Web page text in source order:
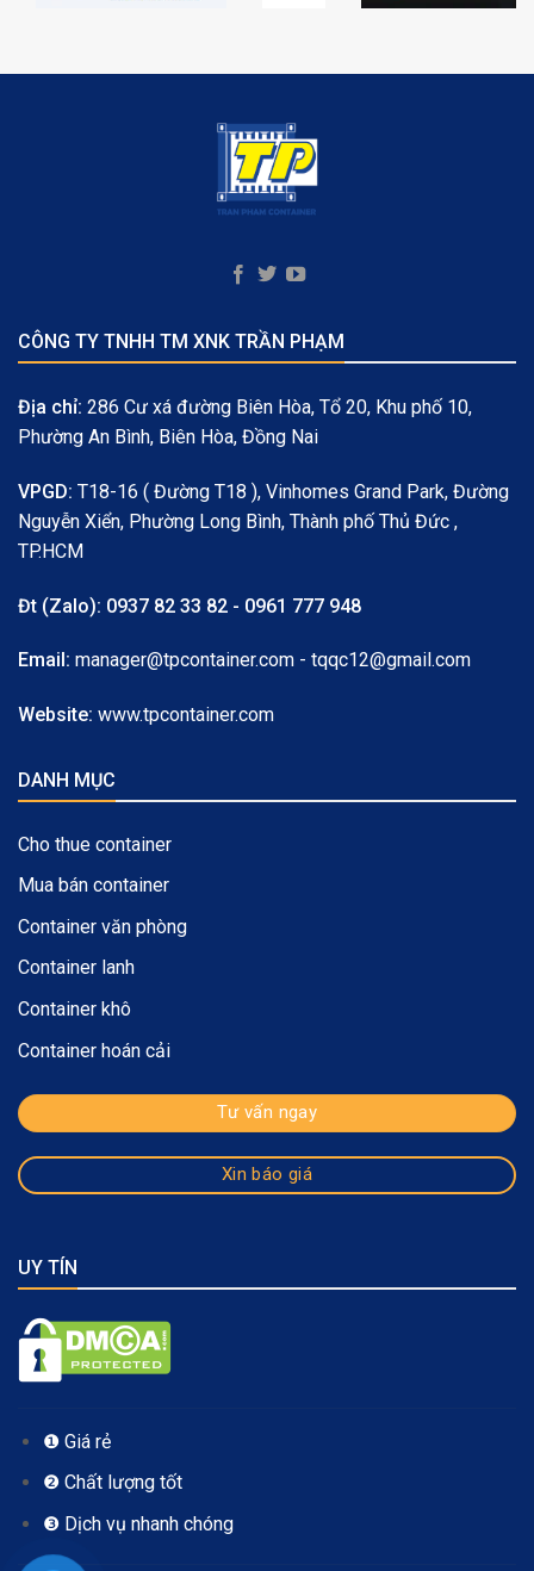
CÔNG TY TNHH TM XNK TRẦN PHẠM
Địa chỉ: 286 Cư xá đường Biên Hòa, Tổ 20, Khu phố 10,
Phường An Bình, Biên Hòa, Đồng Nai
VPGD: T18-16 ( Đường T18 ), Vinhomes Grand Park, Đường
Nguyễn Xiển, Phường Long Bình, Thành phố Thủ Đức ,
TP.HCM
Đt (Zalo): 0937 82 33 82 - 0961 777 948
Email: manager@tpcontainer.com - tqqc12@gmail.com
Website: www.tpcontainer.com
DANH MỤC
Cho thue container
Mua bán container
Container văn phòng
Container lanh
Container khô
Container hoán cải
Tư vấn ngay
Xin báo giá
UY TÍN
❶ Giá rẻ
❷ Chất lượng tốt
❸ Dịch vụ nhanh chóng